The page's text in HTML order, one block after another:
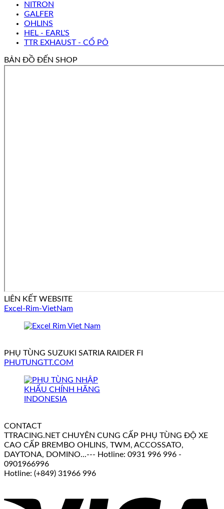
NITRON
GALFER
OHLINS
HEL - EARL'S
TTR EXHAUST - CỔ PÔ
BẢN ĐỒ ĐẾN SHOP
LIÊN KẾT WEBSITE
Excel-Rim-VietNam
PHỤ TÙNG SUZUKI SATRIA RAIDER FI
PHUTUNGTT.COM
CONTACT
TTRACING.NET CHUYÊN CUNG CẤP PHỤ TÙNG ĐỘ XE
CAO CẤP BREMBO OHLINS, TWM, ACCOSSATO,
DAYTONA, DOMINO...--- Hotline: 0931 996 996 -
0901966996
Hotline: (+849) 31966 996